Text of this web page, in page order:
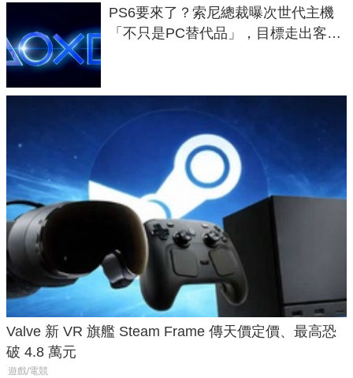
PS6要來了？索尼總裁曝次世代主機
「不只是PC替代品」，目標走出客
Valve 新 VR 旗艦 Steam Frame 傳天價定價、最高恐
破 4.8 萬元
遊戲/電競